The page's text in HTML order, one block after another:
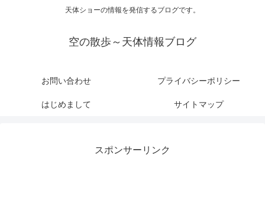
天体ショーの情報を発信するブログです。
空の散歩～天体情報ブログ
お問い合わせ プライバシーポリシー
はじめまして サイトマップ
スポンサーリンク